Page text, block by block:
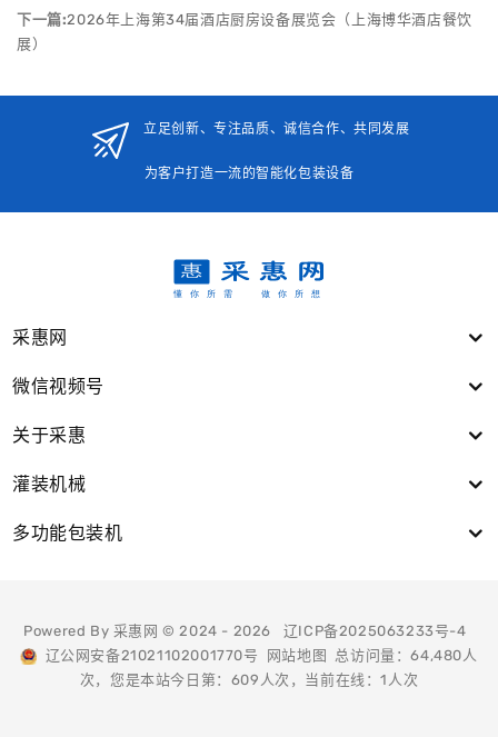
下一篇:2026年上海第34届酒店厨房设备展览会（上海博华酒店餐饮
展）
立足创新、专注品质、诚信合作、共同发展
为客户打造一流的智能化包装设备
采惠网
微信视频号
关于采惠
灌装机械
多功能包装机
Powered By 采惠网 © 2024 - 2026 辽ICP备2025063233号-4
辽公网安备21021102001770号
网站地图
总访问量：64,480人
次，您是本站今日第：609人次，当前在线：1人次